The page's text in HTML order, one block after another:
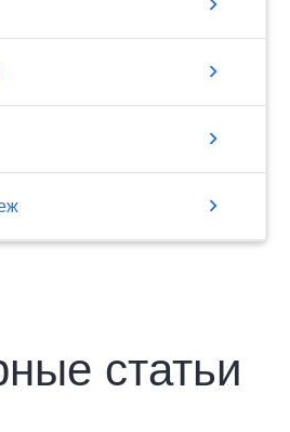
chevron_right
chevron_right
chevron_right
статьи